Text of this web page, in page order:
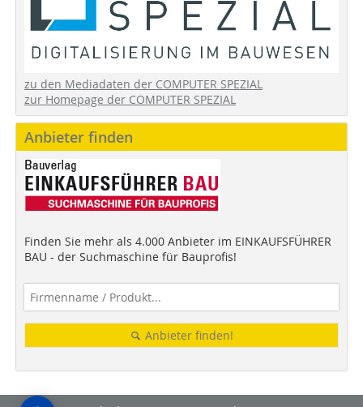
zu den Mediadaten der COMPUTER SPEZIAL
zur Homepage der COMPUTER SPEZIAL
Anbieter finden
Finden Sie mehr als 4.000 Anbieter im EINKAUFSFÜHRER
BAU - der Suchmaschine für Bauprofis!
Anbieter finden!